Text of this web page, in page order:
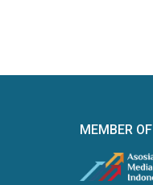
MEMBER OF